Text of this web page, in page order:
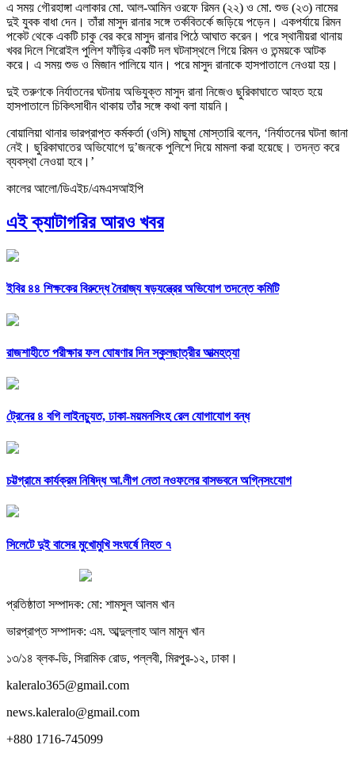
এ সময় গৌরহাঙ্গা এলাকার মো. আল-আমিন ওরফে রিমন (২২) ও মো. শুভ (২৩) নামের
দুই যুবক বাধা দেন। তাঁরা মাসুদ রানার সঙ্গে তর্কবিতর্কে জড়িয়ে পড়েন। একপর্যায়ে রিমন
পকেট থেকে একটি চাকু বের করে মাসুদ রানার পিঠে আঘাত করেন। পরে স্থানীয়রা থানায়
খবর দিলে শিরোইল পুলিশ ফাঁড়ির একটি দল ঘটনাস্থলে গিয়ে রিমন ও তন্ময়কে আটক
করে। এ সময় শুভ ও মিজান পালিয়ে যান। পরে মাসুদ রানাকে হাসপাতালে নেওয়া হয়।
দুই তরুণকে নির্যাতনের ঘটনায় অভিযুক্ত মাসুদ রানা নিজেও ছুরিকাঘাতে আহত হয়ে
হাসপাতালে চিকিৎসাধীন থাকায় তাঁর সঙ্গে কথা বলা যায়নি।
বোয়ালিয়া থানার ভারপ্রাপ্ত কর্মকর্তা (ওসি) মাছুমা মোস্তারি বলেন, ‘নির্যাতনের ঘটনা জানা
নেই। ছুরিকাঘাতের অভিযোগে দু’জনকে পুলিশে দিয়ে মামলা করা হয়েছে। তদন্ত করে
ব্যবস্থা নেওয়া হবে।’
কালের আলো/ডিএইচ/এমএসআইপি
এই ক্যাটাগরির আরও খবর
ইবির ৪৪ শিক্ষকের বিরুদ্ধে নৈরাজ্য ষড়যন্ত্রের অভিযোগ তদন্তে কমিটি
রাজশাহীতে পরীক্ষার ফল ঘোষণার দিন স্কুলছাত্রীর আত্মহত্যা
ট্রেনের ৪ বগি লাইনচ্যুত, ঢাকা-ময়মনসিংহ রেল যোগাযোগ বন্ধ
চট্টগ্রামে কার্যক্রম নিষিদ্ধ আ.লীগ নেতা নওফলের বাসভবনে অগ্নিসংযোগ
সিলেটে দুই বাসের মুখোমুখি সংঘর্ষে নিহত ৭
প্রতিষ্ঠাতা সম্পাদক: মো: শামসুল আলম খান
ভারপ্রাপ্ত সম্পাদক: এম. আব্দুল্লাহ আল মামুন খান
১৩/১৪ ব্লক-ডি, সিরামিক রোড, পল্লবী, মিরপুর-১২, ঢাকা।
kaleralo365@gmail.com
news.kaleralo@gmail.com
+880 1716-745099